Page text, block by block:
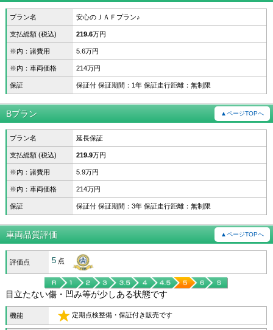
プラン名 安心のＪＡＦプラン♪
支払総額 (税込) 219.6万円
※内：諸費用 5.6万円
※内：車両価格 214万円
保証 保証付 保証期間：1年 保証走行距離：無制限
Bプラン ▲ページTOPへ
プラン名 延長保証
支払総額 (税込) 219.9万円
※内：諸費用 5.9万円
※内：車両価格 214万円
保証 保証付 保証期間：3年 保証走行距離：無制限
車両品質評価 ▲ページTOPへ
評価点 5 点
目立たない傷・凹み等が少しある状態です
機能 定期点検整備・保証付き販売です